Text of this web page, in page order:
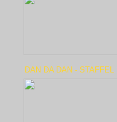
DAN DA DAN -